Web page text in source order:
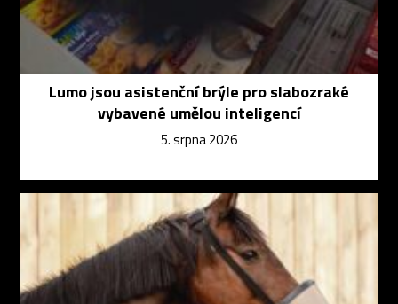
Lumo jsou asistenční brýle pro slabozraké
vybavené umělou inteligencí
5. srpna 2026